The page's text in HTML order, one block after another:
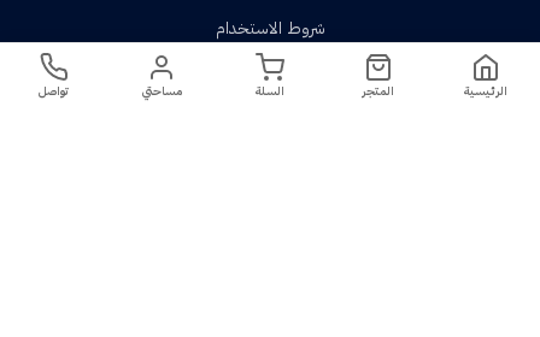
شروط الاستخدام
سياسة الخصوصية
سياسة الإستبدال والإسترجاع
الرئيسية المتجر السلة مساحتي تواصل